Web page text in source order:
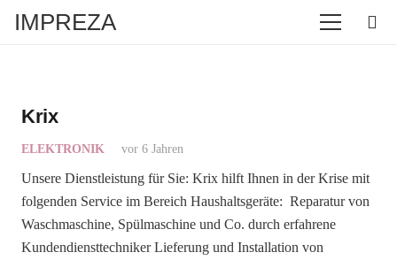
IMPREZA
Krix
ELEKTRONIK vor 6 Jahren
Unsere Dienstleistung für Sie: Krix hilft Ihnen in der Krise mit
folgenden Service im Bereich Haushaltsgeräte: Reparatur von
Waschmaschine, Spülmaschine und Co. durch erfahrene
Kundendiensttechniker Lieferung und Installation von